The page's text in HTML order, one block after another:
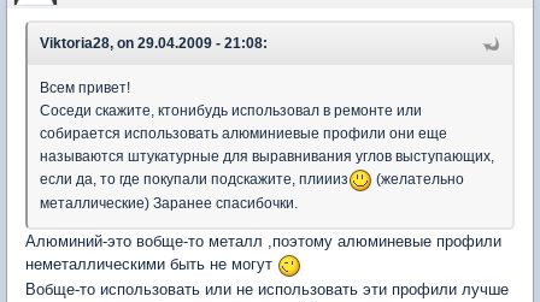
Viktoria28, on 29.04.2009 - 21:08:
Всем привет!
Соседи скажите, ктонибудь использовал в ремонте или
собирается использовать алюминиевые профили они еще
называются штукатурные для выравнивания углов выступающих,
если да, то где покупали подскажите, плиииз
(желательно
металлические) Заранее спасибочки.
Алюминий-это вобще-то металл ,поэтому алюминевые профили
неметаллическими быть не могут
Вобще-то использовать или не использовать эти профили лучше